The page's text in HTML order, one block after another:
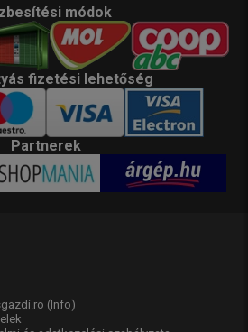
módok
fizetési lehetőség
Partnerek
(Info)